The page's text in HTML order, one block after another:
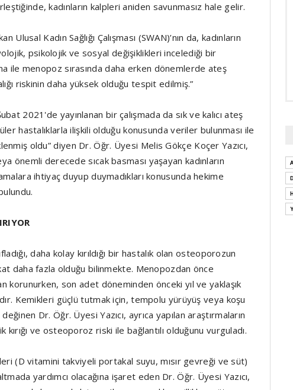
kadınların kalpleri aniden savunmasız hale gelir.
Ulusal Kadın Sağlığı Çalışması (SWAN)’nın da, kadınların
psikolojik ve sosyal değişiklikleri incelediği bir
ile menopoz sırasında daha erken dönemlerde ateş
riskinin daha yüksek olduğu tespit edilmiş.”
2021'de yayınlanan bir çalışmada da sık ve kalıcı ateş
hastalıklarla ilişkili olduğu konusunda veriler bulunması ile
oldu” diyen Dr. Öğr. Üyesi Melis Gökçe Koçer Yazıcı,
önemli derecede sıcak basması yaşayan kadınların
ihtiyaç duyup duymadıkları konusunda hekime
daha kolay kırıldığı bir hastalık olan osteoporozun
daha fazla olduğu bilinmekte. Menopozdan önce
korunurken, son adet döneminden önceki yıl ve yaklaşık
Kemikleri güçlü tutmak için, tempolu yürüyüş veya koşu
Dr. Öğr. Üyesi Yazıcı, ayrıca yapılan araştırmaların
kırığı ve osteoporoz riski ile bağlantılı olduğunu vurguladı.
(D vitamini takviyeli portakal suyu, mısır gevreği ve süt)
yardımcı olacağına işaret eden Dr. Öğr. Üyesi Yazıcı,